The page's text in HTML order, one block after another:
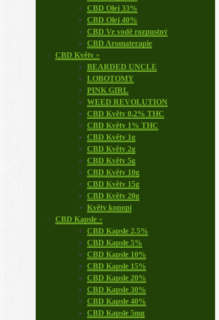
CBD Olej 33%
CBD Olej 40%
CBD Ve vodě rozpustný
CBD Aromaterapie
CBD Květy »
BEARDED UNCLE
LOBOTOMY
PINK GIRL
WEED REVOLUTION
CBD Květy 0,2% THC
CBD Květy 1% THC
CBD Květy 1g
CBD Květy 2g
CBD Květy 5g
CBD Květy 10g
CBD Květy 15g
CBD Květy 20g
Květy konopí
CBD Kapsle »
CBD Kapsle 2,5%
CBD Kapsle 5%
CBD Kapsle 10%
CBD Kapsle 15%
CBD Kapsle 20%
CBD Kapsle 30%
CBD Kapsle 40%
CBD Kapsle 5mg